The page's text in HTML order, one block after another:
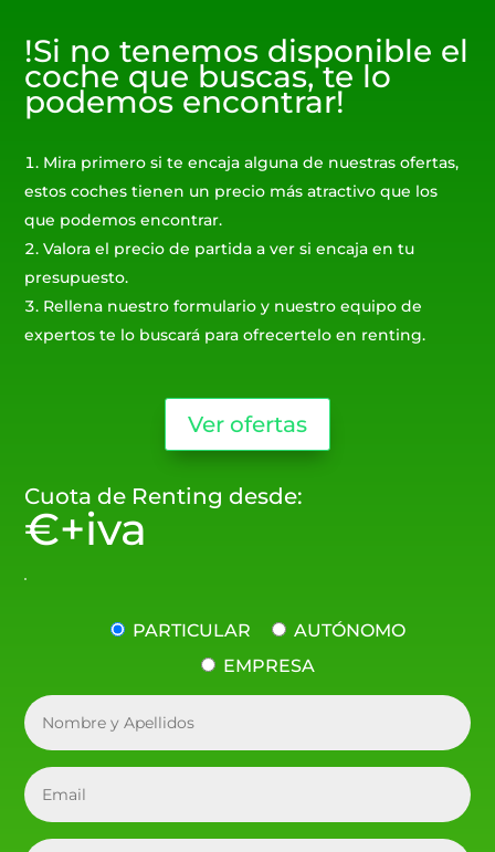
!Si no tenemos disponible el
coche que buscas, te lo
podemos encontrar!
Mira primero si te encaja alguna de nuestras ofertas,
estos coches tienen un precio más atractivo que los
que podemos encontrar.
Valora el precio de partida a ver si encaja en tu
presupuesto.
Rellena nuestro formulario y nuestro equipo de
expertos te lo buscará para ofrecertelo en renting.
Ver ofertas
Cuota de Renting desde:
€+iva
PARTICULAR
AUTÓNOMO
EMPRESA